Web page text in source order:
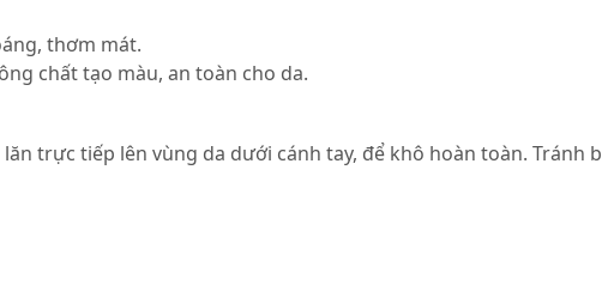
thơm mát.
chất tạo màu, an toàn cho da.
trực tiếp lên vùng da dưới cánh tay, để khô hoàn toàn. Tránh